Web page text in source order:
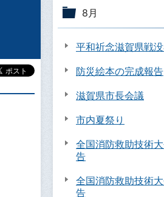
8月
平和祈念滋賀県戦
防災絵本の完成報告
滋賀県市長会議
市内夏祭り
全国消防救助技術
告
全国消防救助技術
告